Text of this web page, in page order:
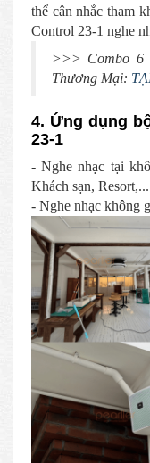
thể cân nhắc tham
Control 23-1 nghe
>>> Combo 6
Thương Mại:
4. Ứng dụng
23-1
- Nghe nhạc tại
Khách sạn, Resort,...
- Nghe nhạc không